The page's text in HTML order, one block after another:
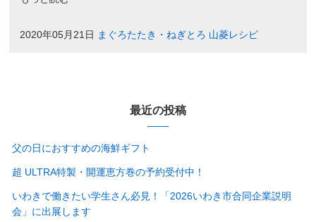
2020年05月21日 まぐろたたき・ねぎとろ 山菱レシピ
最近の投稿
父の日におすすめの海鮮ギフト
超 ULTRA特製・開運恵方巻の予約受付中！
いわきで働きたい学生さん必見！「2026いわき市合同企業説明
会」に出展します